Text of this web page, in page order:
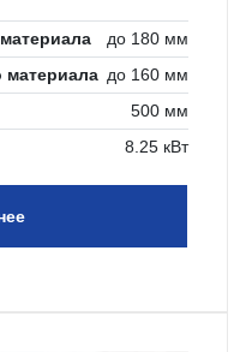
до 180 мм
до 160 мм
500 мм
8.25 кВт